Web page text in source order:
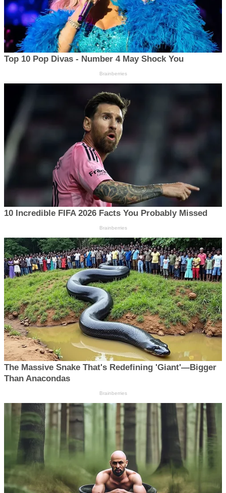
Top 10 Pop Divas - Number 4 May Shock You
Brainberries
10 Incredible FIFA 2026 Facts You Probably Missed
Brainberries
The Massive Snake That's Redefining 'Giant'—Bigger
Than Anacondas
Brainberries